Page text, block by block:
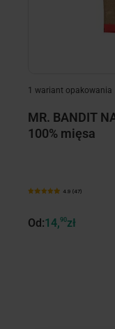
1 wariant opakowania
MR. BANDIT
100% mięsa
4.9 (47)
Od:14,90zł